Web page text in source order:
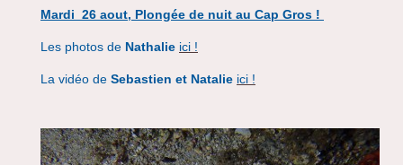
Mardi 26 aout, Plongée de nuit au Cap Gros !
Les photos de Nathalie ici !
La vidéo de Sebastien et Natalie ici !